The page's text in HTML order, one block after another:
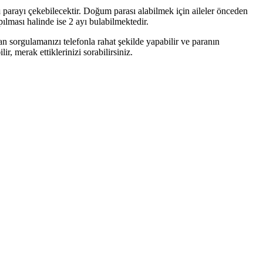
çekebilecektir. Doğum parası alabilmek için aileler önceden
halinde ise 2 ayı bulabilmektedir.
telefonla rahat şekilde yapabilir ve paranın
merak ettiklerinizi sorabilirsiniz.